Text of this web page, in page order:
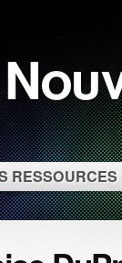
RESSOURCES